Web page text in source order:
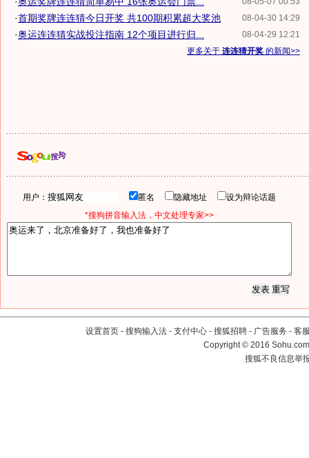
08-04-30 14:29
·首期奖牌连连猜今日开奖 共100期积累超大奖池
08-04-29 12:21
·奥运连连猜实战投注指南 12个项目进行归...
更多关于 连连猜开奖 的新闻>>
用户： 匿名 隐藏地址
设为辩论话题
*搜狗拼音输入法，中文处理专家>>
设置首页 - 搜狗输入法 - 支付中心 - 搜狐招聘 - 广告服务 - 客
Copyright©2016
搜狐不良信息举